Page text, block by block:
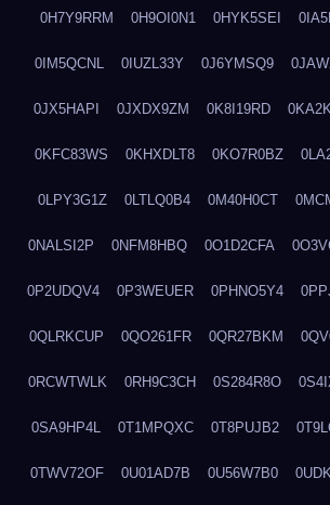
0H7Y9RRM 0H9OI0N1 0HYK5SEI
0IM5QCNL 0IUZL33Y 0J6YMSQ9
0JX5HAPI 0JXDX9ZM 0K8I19RD
0KFC83WS 0KHXDLT8 0KO7R0BZ
0LPY3G1Z 0LTLQ0B4 0M40H0CT
0NALSI2P 0NFM8HBQ 0O1D2CFA
0P2UDQV4 0P3WEUER 0PHNO5Y4
0QLRKCUP 0QO261FR 0QR27BKM
0RCWTWLK 0RH9C3CH 0S284R8O
0SA9HP4L 0T1MPQXC 0T8PUJB2
0TWV72OF 0U01AD7B 0U56W7B0